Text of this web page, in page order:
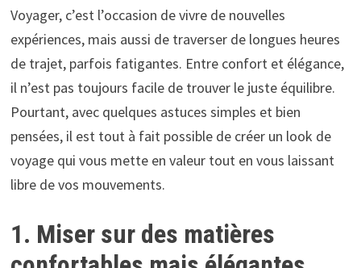
Voyager, c’est l’occasion de vivre de nouvelles
expériences, mais aussi de traverser de longues heures
de trajet, parfois fatigantes. Entre confort et élégance,
il n’est pas toujours facile de trouver le juste équilibre.
Pourtant, avec quelques astuces simples et bien
pensées, il est tout à fait possible de créer un look de
voyage qui vous mette en valeur tout en vous laissant
libre de vos mouvements.
1. Miser sur des matières